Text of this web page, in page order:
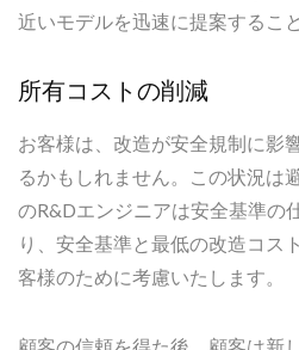
近いモデルを迅速に提案するこ
所有コストの削減
お客様は、改造が安全規制に影
るかもしれません。この状況は
のR&Dエンジニアは安全基準の
り、安全基準と最低の改造コス
客様のために考慮いたします。